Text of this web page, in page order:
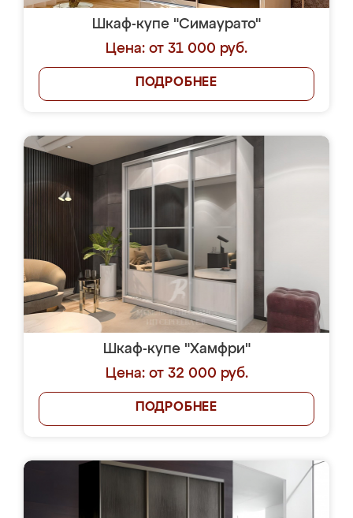
Шкаф-купе "Симаурато"
Цена: от 31 000 руб.
ПОДРОБНЕЕ
Шкаф-купе "Хамфри"
Цена: от 32 000 руб.
ПОДРОБНЕЕ